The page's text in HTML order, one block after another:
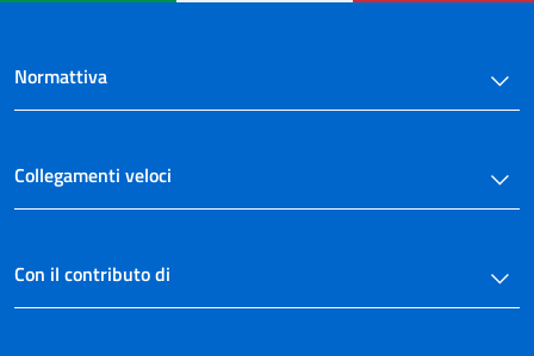
45
46
48
Normattiva
Collegamenti veloci
Con il contributo di